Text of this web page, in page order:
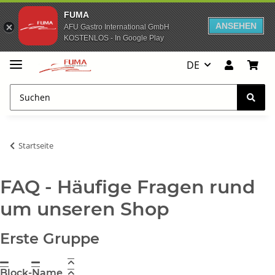
FUMA
AFU Gastro International GmbH
KOSTENLOS - In Google Play
ANSEHEN
DE
Startseite
FAQ - Häufige Fragen rund
um unseren Shop
Erste Gruppe